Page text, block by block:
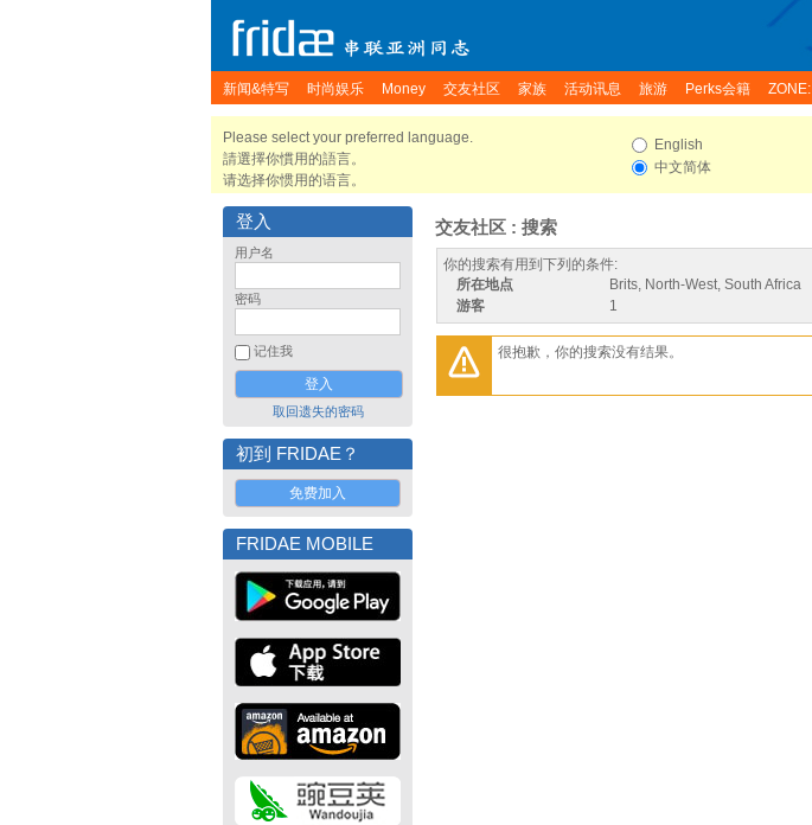
新闻&特写 时尚娱乐 Money 交友社区 家族 活动讯息 旅游 Perks会籍 ZONE:
Please select your preferred language.
請選擇你慣用的語言。
请选择你惯用的语言。
English
中文简体
登入
用户名
密码
记住我
取回遗失的密码
初到 FRIDAE？
免费加入
FRIDAE MOBILE
交友社区 : 搜索
你的搜索有用到下列的条件:
所在地点
Brits, North-West, South Africa
游客
1
很抱歉，你的搜索没有结果。